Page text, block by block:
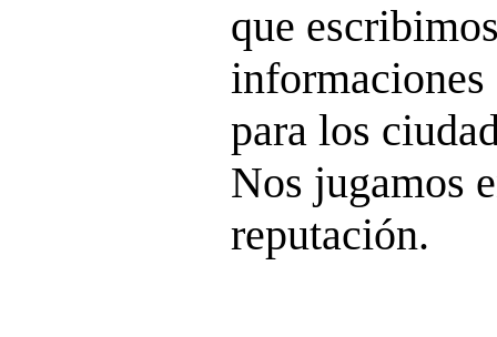
que
informaciones
para los
Nos jugamos
reputación.